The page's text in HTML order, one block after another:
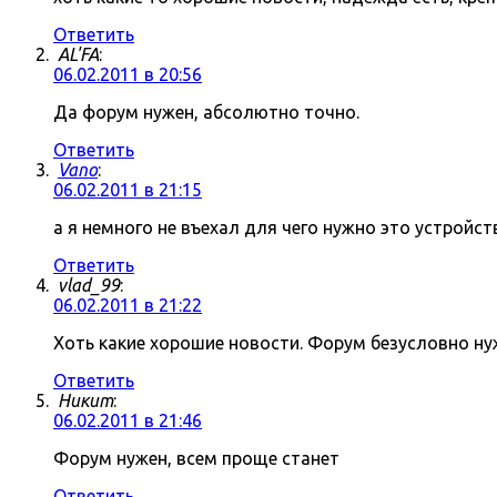
Ответить
AL'FA:
06.02.2011 в 20:56
Да форум нужен, абсолютно точно.
Ответить
Vano:
06.02.2011 в 21:15
а я немного не въехал для чего нужно это
Ответить
vlad_99:
06.02.2011 в 21:22
Хоть какие хорошие новости. Форум безусловно
Ответить
Никит:
06.02.2011 в 21:46
Форум нужен, всем проще станет